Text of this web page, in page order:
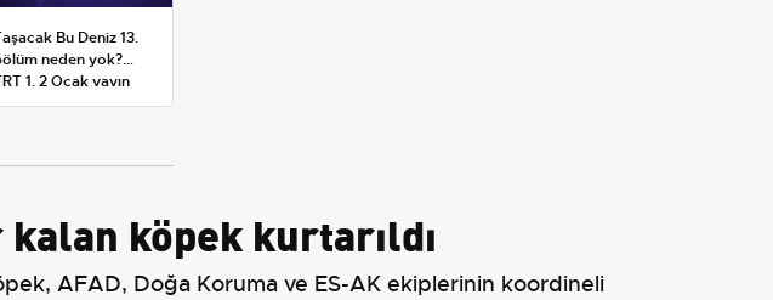
Bu Deniz 13.
neden yok?
1, 2 Ocak yayın
değiştirdi
köpek kurtarıldı
AFAD, Doğa Koruma ve ES-AK ekiplerinin koordineli